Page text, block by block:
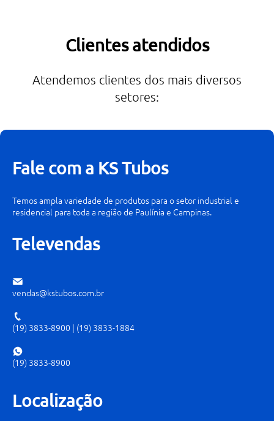
Clientes atendidos
Atendemos clientes dos mais diversos
setores:
Fale com a KS Tubos
Temos ampla variedade de produtos para o setor industrial e
residencial para toda a região de Paulínia e Campinas.
Televendas
vendas@kstubos.com.br
(19) 3833-8900 | (19) 3833-1884
(19) 3833-8900
Localização